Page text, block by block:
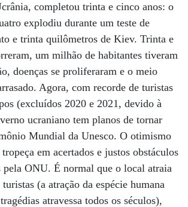
completou trinta e cinco anos: o
explodiu durante um teste de
e trinta quilômetros de Kiev. Trinta e
um milhão de habitantes tiveram
doenças se proliferaram e o meio
Agora, com recorde de turistas
(excluídos 2020 e 2021, devido à
ucraniano tem planos de tornar
Mundial da Unesco. O otimismo
em acertados e justos obstáculos
pela ONU. É normal que o local atraia
(a atração da espécie humana
atravessa todos os séculos),